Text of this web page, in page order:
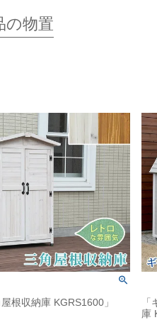
の物置
屋根収納庫 KGRS1600」
庫